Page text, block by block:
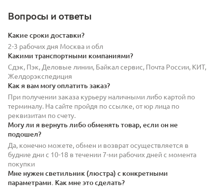
Вопросы и ответы
Какие сроки доставки?
2-3 рабочих дня Москва и обл
Какими транспортными компаниями?
Сдэк, Пэк, Деловые линии, Байкал сервис, Почта России, КИТ,
Желдорэкспедиция
Как я вам могу оплатить заказ?
При получении заказа курьеру наличными либо картой по
терминалу. На сайте пройдя по ссылке, от юр лица по
реквизитам по счету.
Могу ли я вернуть либо обменять товар, если он не
подошел?
Да, конечно можете, обмен и возврат осуществляется в
будние дни с 10-18 в течении 7-ми рабочих дней с момента
покупки
Мне нужен светильник (люстра) с конкретными
параметрами. Как мне это сделать?